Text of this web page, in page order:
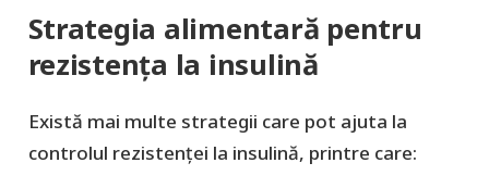
Strategia alimentară pentru
rezistența la insulină
Există mai multe strategii care pot ajuta la
controlul rezistenței la insulină, printre care: